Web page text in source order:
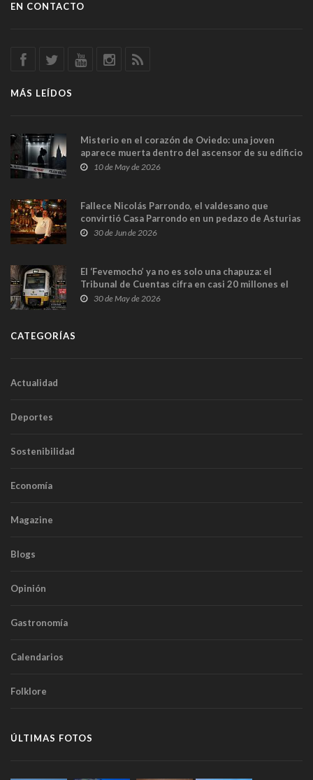
EN CONTACTO
MÁS LEÍDOS
Misterio en el corazón de Oviedo: una joven
aparece muerta dentro del ascensor de su edificio
y las cámaras captan sus últimos minutos
10 de May de 2026
Fallece Nicolás Parrondo, el valdesano que
convirtió Casa Parrondo en un pedazo de Asturias
en Madrid
30 de Jun de 2026
El ‘Fevemocho’ ya no es solo una chapuza: el
Tribunal de Cuentas cifra en casi 20 millones el
sobrecoste de los trenes que no cabían por los
30 de May de 2026
CATEGORÍAS
Actualidad
Deportes
Sostenibilidad
Economía
Magazine
Blogs
Opinión
Gastronomía
Calendarios
Folklore
ÚLTIMAS FOTOS